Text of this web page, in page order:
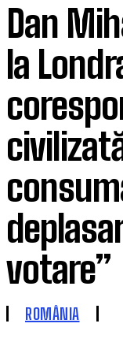
Dan
la
votare”
ROMÂNIA